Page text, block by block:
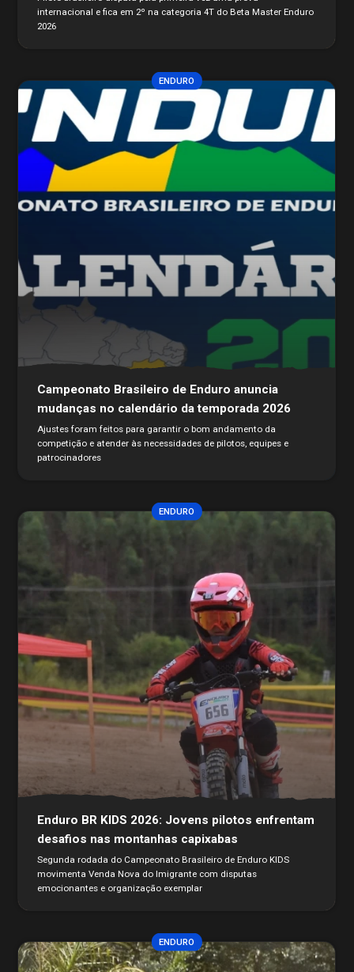
internacional e fica em 2º na categoria 4T do Beta Master Enduro
2026
Campeonato Brasileiro de Enduro anuncia
mudanças no calendário da temporada 2026
Ajustes foram feitos para garantir o bom andamento da
competição e atender às necessidades de pilotos, equipes e
patrocinadores
ENDURO
Enduro BR KIDS 2026: Jovens pilotos enfrentam
desafios nas montanhas capixabas
Segunda rodada do Campeonato Brasileiro de Enduro KIDS
movimenta Venda Nova do Imigrante com disputas
emocionantes e organização exemplar
ENDURO
ENDURO